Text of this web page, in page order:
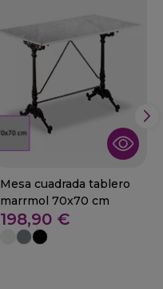
Mesa cuadrada tablero
marrmol 70x70 cm
198,90 €